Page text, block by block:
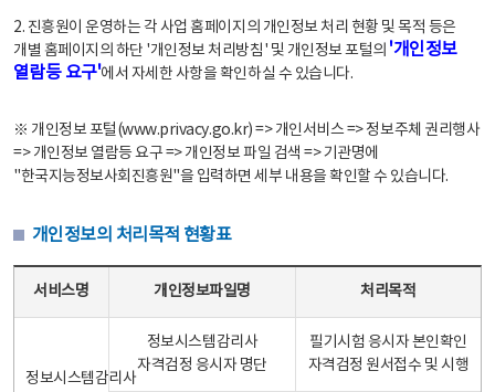
2. 진흥원이 운영하는 각 사업 홈페이지의 개인정보 처리 현황 및 목적 등은
개별 홈페이지의 하단 '개인정보 처리방침' 및 개인정보 포털의 '개인정보
열람등 요구'에서 자세한 사항을 확인하실 수 있습니다.
※ 개인정보 포털(www.privacy.go.kr) => 개인서비스 => 정보주체 권리행사
=> 개인정보 열람등 요구 => 개인정보 파일 검색 => 기관명에
"한국지능정보사회진흥원"을 입력하면 세부 내용을 확인할 수 있습니다.
개인정보의 처리목적 현황표
서비스명 개인정보파일명 처리목적
정보시스템감리사
정보시스템감리사
자격검정 응시자 명단
필기시험 응시자 본인확인
자격검정 원서접수 및 시행